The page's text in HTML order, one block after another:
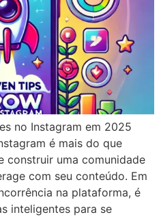
no Instagram em 2025
é mais do que
construir uma comunidade
com seu conteúdo. Em
na plataforma, é
inteligentes para se